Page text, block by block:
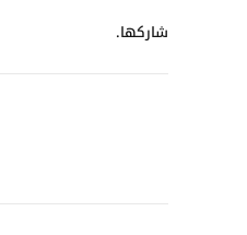
شاركها.